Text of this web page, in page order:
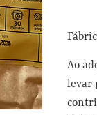
Ao
levar